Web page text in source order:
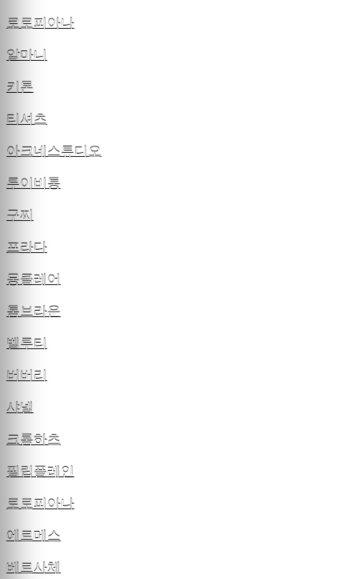
로로피아나
알마니
키톤
티셔츠
아크네스튜디오
루이비통
구찌
프라다
몽클레어
톰브라운
벨루티
버버리
샤넬
크롬하츠
필립플레인
로로피아나
에르메스
베르사체